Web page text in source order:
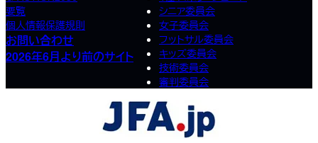
要覧
個人情報保護規則
お問い合わせ
2026年6月より前のサイト
シニア委員会
女子委員会
フットサル委員会
キッズ委員会
技術委員会
審判委員会